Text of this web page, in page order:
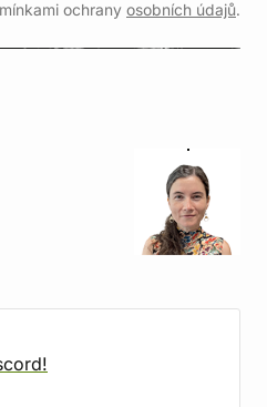
ochrany osobních údajů.